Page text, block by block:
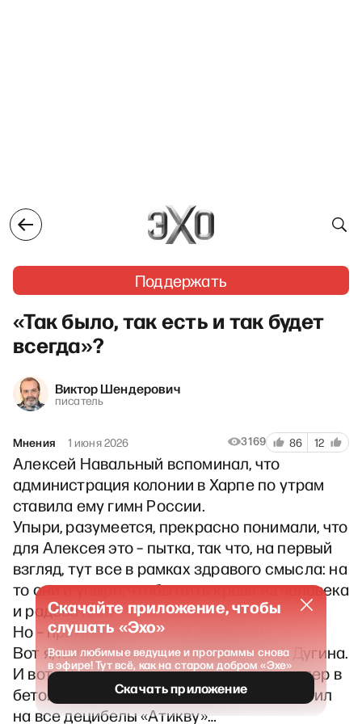
Поддержать
«Так было, так есть и так будет
всегда»?
Виктор Шендерович
писатель
Мнения 1 июня 2026 3169 86 12
Алексей Навальный вспоминал, что
администрация колонии в Харпе по утрам
ставила ему гимн России.
Упыри, разумеется, прекрасно понимали, что
для Алексея это – пытка, так что, на первый
взгляд, тут все в рамках здравого смысла: на
то они и упыри, чтобы пить кровь из человека
и радоваться.
Но – приглядимся к этой коллизии…
Вот я, например, не люблю философа Дугина.
И вот я отловил его – представили? – запер в
бетонной клетке – представили? – и врубил
на все децибелы «Атикву»…
Скачайте приложение, чтобы
слушать «Эхо»
Ваши любимые ведущие и программы снова
в эфире! Тут всё, как на старом добром «Эхе»
Скачать приложение